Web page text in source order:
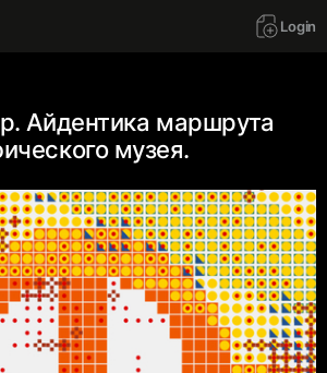
Login
Айдентика маршрута
музея.